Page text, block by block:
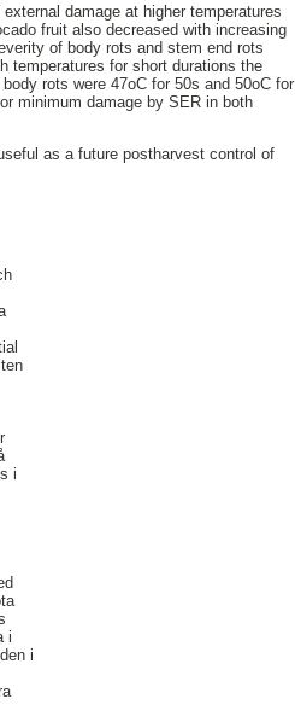
damage at higher temperatures
fruit also decreased with increasing
of body rots and stem end rots
temperatures for short durations the
rots were 47oC for 50s and 50oC for
minimum damage by SER in both
as a future postharvest control of
i
i
i